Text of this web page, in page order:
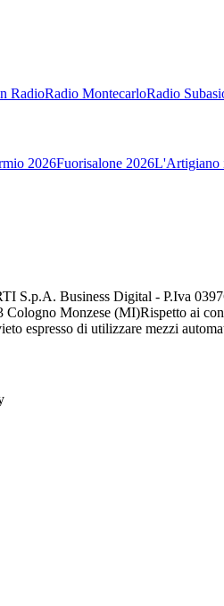
RadioRadio MontecarloRadio
2026Fuorisalone 2026L'Artigiano
S.p.A. Business Digital - P.Iva
Cologno Monzese (MI)Rispetto ai
espresso di utilizzare mezzi